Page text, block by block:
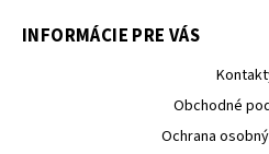
INFORMÁCIE PRE VÁS
Obchodné
Ochrana